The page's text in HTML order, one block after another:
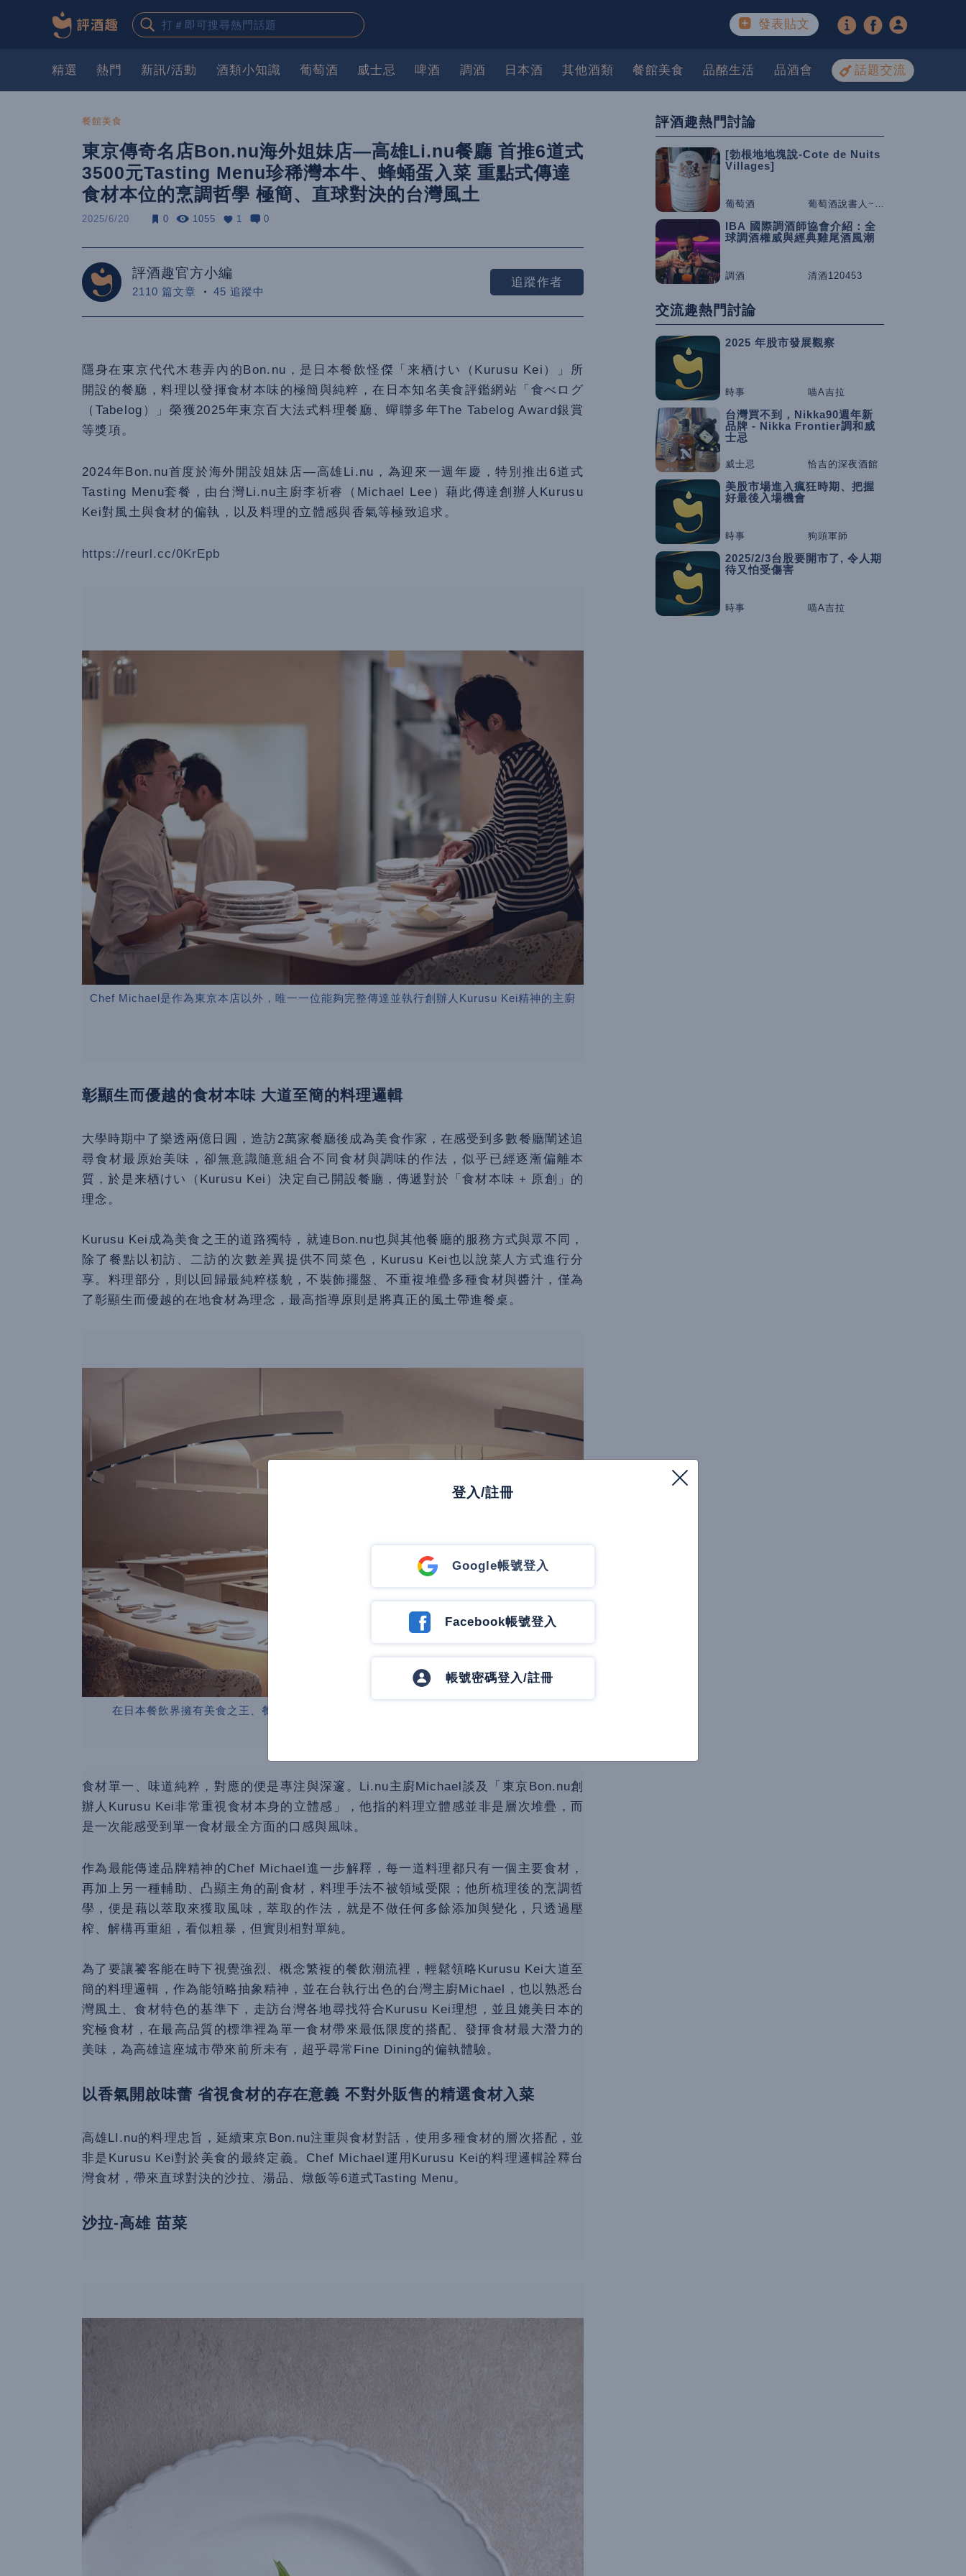
發表貼文
精選 熱門 新訊/活動 酒類小知識 葡萄酒 威士忌 啤酒 調酒 日本酒 其他酒類 餐館美食 品酩生活 品酒會 話題交流
餐館美食
東京傳奇名店Bon.nu海外姐妹店—高雄Li.nu餐廳 首推6道式
3500元Tasting Menu珍稀灣本牛、蜂蛹蛋入菜 重點式傳達
食材本位的烹調哲學 極簡、直球對決的台灣風土
2025/6/20 0 1055 1 0
評酒趣官方小編
2110 篇文章 45 追蹤中
追蹤作者
隱身在東京代代木巷弄內的Bon.nu，是日本餐飲怪傑「来栖けい（Kurusu Kei）」所
開設的餐廳，料理以發揮食材本味的極簡與純粹，在日本知名美食評鑑網站「食べログ
（Tabelog）」榮獲2025年東京百大法式料理餐廳、蟬聯多年The Tabelog Award銀賞
等獎項。
2024年Bon.nu首度於海外開設姐妹店­­­­—高雄Li.nu，為迎來一週年慶，特別推出6道式
Tasting Menu套餐，由台灣Li.nu主廚李祈睿（Michael Lee）藉此傳達創辦人Kurusu
Kei對風土與食材的偏執，以及料理的立體感與香氣等極致追求。
https://reurl.cc/0KrEpb
Chef Michael是作為東京本店以外，唯一一位能夠完整傳達並執行創辦人Kurusu Kei精神的主廚
彰顯生而優越的食材本味 大道至簡的料理邏輯
大學時期中了樂透兩億日圓，造訪2萬家餐廳後成為美食作家，在感受到多數餐廳闡述追
尋食材最原始美味，卻無意識隨意組合不同食材與調味的作法，似乎已經逐漸偏離本
質，於是来栖けい（Kurusu Kei）決定自己開設餐廳，傳遞對於「食材本味 + 原創」的
理念。
Kurusu Kei成為美食之王的道路獨特，就連Bon.nu也與其他餐廳的服務方式與眾不同，
除了餐點以初訪、二訪的次數差異提供不同菜色，Kurusu Kei也以說菜人方式進行分
享。料理部分，則以回歸最純粹樣貌，不裝飾擺盤、不重複堆疊多種食材與醬汁，僅為
了彰顯生而優越的在地食材為理念，最高指導原則是將真正的風土帶進餐桌。
在日本餐飲界擁有美食之王、餐飲怪傑之稱的Bon.nu創辦人来栖けい（Kurusu Kei）。
食材單一、味道純粹，對應的便是專注與深邃。Li.nu主廚Michael談及「東京Bon.nu創
辦人Kurusu Kei非常重視食材本身的立體感」，他指的料理立體感並非是層次堆疊，而
是一次能感受到單一食材最全方面的口感與風味。
作為最能傳達品牌精神的Chef Michael進一步解釋，每一道料理都只有一個主要食材，
再加上另一種輔助、凸顯主角的副食材，料理手法不被領域受限；他所梳理後的烹調哲
學，便是藉以萃取來獲取風味，萃取的作法，就是不做任何多餘添加與變化，只透過壓
榨、解構再重組，看似粗暴，但實則相對單純。
為了要讓饕客能在時下視覺強烈、概念繁複的餐飲潮流裡，輕鬆領略Kurusu Kei大道至
簡的料理邏輯，作為能領略抽象精神，並在台執行出色的台灣主廚Michael，也以熟悉台
灣風土、食材特色的基準下，走訪台灣各地尋找符合Kurusu Kei理想，並且媲美日本的
究極食材，在最高品質的標準裡為單一食材帶來最低限度的搭配、發揮食材最大潛力的
美味，為高雄這座城市帶來前所未有，超乎尋常Fine Dining的偏執體驗。
以香氣開啟味蕾 省視食材的存在意義 不對外販售的精選食材入菜
高雄LI.nu的料理忠旨，延續東京Bon.nu注重與食材對話，使用多種食材的層次搭配，並
非是Kurusu Kei對於美食的最終定義。Chef Michael運用Kurusu Kei的料理邏輯詮釋台
灣食材，帶來直球對決的沙拉、湯品、燉飯等6道式Tasting Menu。
沙拉-高雄 苗菜
評酒趣熱門討論
[勃根地地塊說-Cote de Nuits
Villages]
葡萄酒 葡萄酒說書人~咕嚕桑
IBA 國際調酒師協會介紹：全
球調酒權威與經典雞尾酒風潮
調酒 清酒120453
交流趣熱門討論
2025 年股市發展觀察
時事 喵A吉拉
台灣買不到，Nikka90週年新
品牌 - Nikka Frontier調和威
士忌
威士忌 恰吉的深夜酒館
美股市場進入瘋狂時期、把握
好最後入場機會
時事 狗頭軍師
2025/2/3台股要開市了, 令人期
待又怕受傷害
時事 喵A吉拉
登入/註冊
Google帳號登入
Facebook帳號登入
帳號密碼登入/註冊